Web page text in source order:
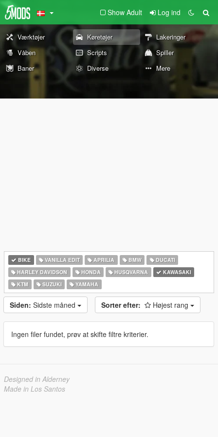
Show Adult Log ind
Værktøjer Køretøjer
Lakeringer
Våben
Scripts
Spiller
Baner
Diverse Mere
BIKE VANILLA EDIT APRILIA BMW
DUCATI
HARLEY DAVIDSON
HONDA HUSQVARNA
KAWASAKI
KTM
SUZUKI YAMAHA
Siden: Sidste måned Sorter efter: Højest rang
Ingen filer fundet, prøv at skifte filtre kriterier.
Designed in Alderney
Made in Los Santos